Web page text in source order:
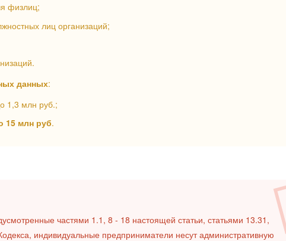
физлиц;
лиц организаций;
данных:
1,3 млн руб.;
15 млн руб.
частями 1.1, 8 - 18 настоящей статьи, статьями 13.31,
индивидуальные предприниматели несут административную